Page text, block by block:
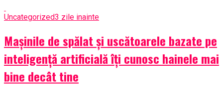
Uncategorized3 zile inainte
Mașinile de spălat și uscătoarele bazate pe
inteligență artificială îți cunosc hainele mai
bine decât tine